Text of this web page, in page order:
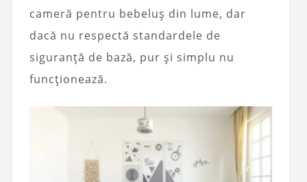
cameră pentru bebeluș din lume, dar
dacă nu respectă standardele de
siguranță de bază, pur și simplu nu
funcționează.